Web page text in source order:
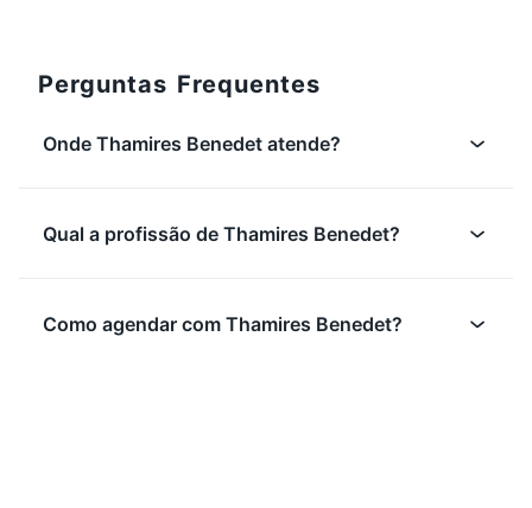
Perguntas Frequentes
Onde Thamires Benedet atende?
Qual a profissão de Thamires Benedet?
Como agendar com Thamires Benedet?